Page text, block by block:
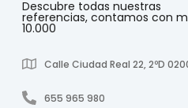
Descubre todas nuestras
referencias, contamos con
10.000
Calle Ciudad Real 22, 2ºD
655 965 980